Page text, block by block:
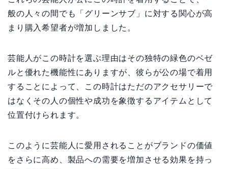
般の人々の間でも「グリーンサブ」に対する関心が高
まり購入希望者が増加しました。
芸能人がこの時計を選ぶ理由はその独特の緑色のベゼ
ルと優れた機能性にありますが、彼らが公の場で着用
することによって、この時計はただのアクセサリーで
はなくその人の個性や成功を象徴するアイテムとして
位置付けられます。
このように芸能人に愛用されることがブランドの価値
をさらに高め、製品への需要を増加させる効果を持っ